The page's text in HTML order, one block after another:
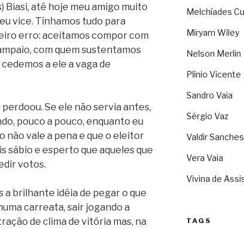
até hoje meu amigo muito
vice. Tínhamos tudo para
erro: aceitamos compor com
com quem sustentamos
a ele a vaga de
Se ele não servia antes,
pouco a pouco, enquanto eu
vale a pena e que o eleitor
sábio e esperto que aqueles que
votos.
a brilhante idéia de pegar o que
carreata, sair jogando a
de clima de vitória mas, na
Melchíades
Miryam Wiley
Nelson Merlin
Plínio Vicente
Sandro Vaia
Sérgio Vaz
Valdir Sanches
Vera Vaia
Vivina de
TAGS